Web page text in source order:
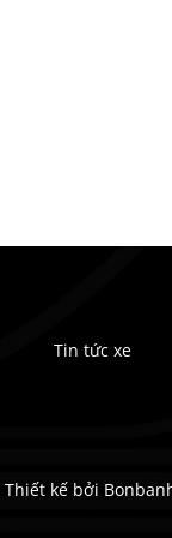
Tin tức xe
Thiết kế bởi